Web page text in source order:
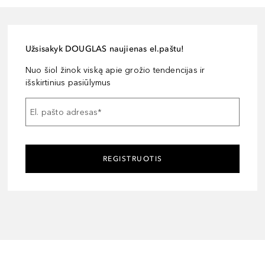
Užsisakyk DOUGLAS naujienas el.paštu!
Nuo šiol žinok viską apie grožio tendencijas ir
išskirtinius pasiūlymus
El. pašto adresas*
REGISTRUOTIS